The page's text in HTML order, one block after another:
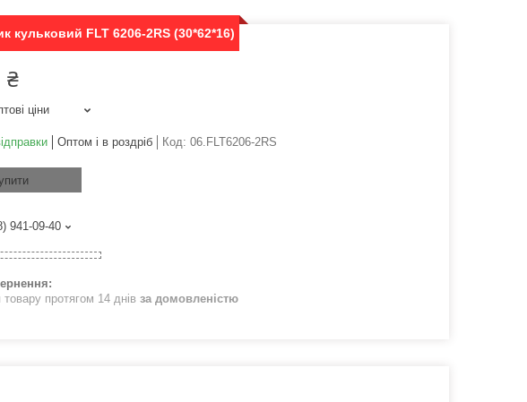
кульковий FLT 6206-2RS (30*62*16)
₴
ціни
Оптом і в роздріб Код: 06.FLT6206-2RS
941-09-40
товару протягом 14 днів за домовленістю